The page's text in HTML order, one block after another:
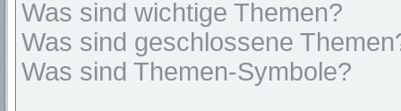
Was sind wichtige Themen?
Was sind geschlossene
Was sind Themen-Symbole?